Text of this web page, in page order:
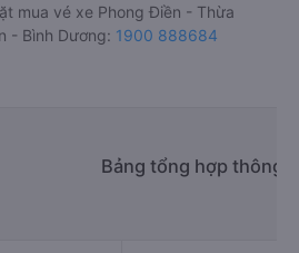
mua vé xe Phong Điền - Thừa
- Bình Dương: 1900 888684
Bảng tổng hợp thông